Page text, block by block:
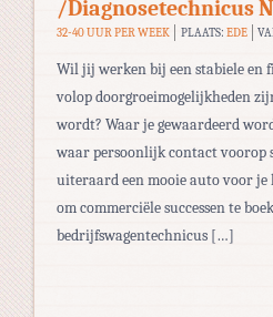
/Diagnosetechnicus
32-40 UUR PER WEEK PLAATS: EDE
Wil jij werken bij een stabiele en
volop doorgroeimogelijkheden
wordt? Waar je gewaardeerd
waar persoonlijk contact voorop
uiteraard een mooie auto voor
om commerciële successen te
bedrijfswagentechnicus […]